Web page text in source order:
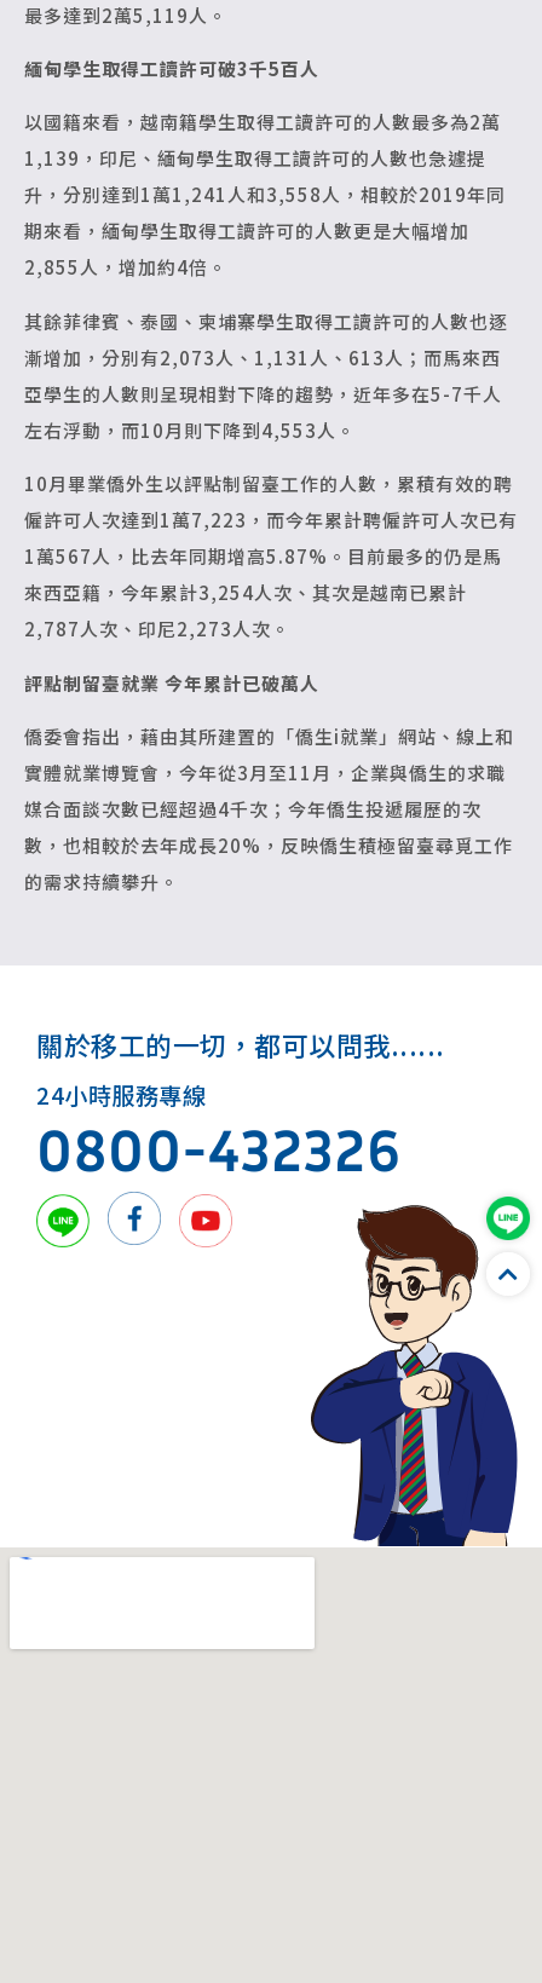
最多達到2萬5,119人。
緬甸學生取得工讀許可破3千5百人
以國籍來看，越南籍學生取得工讀許可的人數最多為2萬
1,139，印尼、緬甸學生取得工讀許可的人數也急遽提
升，分別達到1萬1,241人和3,558人，相較於2019年同
期來看，緬甸學生取得工讀許可的人數更是大幅增加
2,855人，增加約4倍。
其餘菲律賓、泰國、柬埔寨學生取得工讀許可的人數也逐
漸增加，分別有2,073人、1,131人、613人；而馬來西
亞學生的人數則呈現相對下降的趨勢，近年多在5-7千人
左右浮動，而10月則下降到4,553人。
10月畢業僑外生以評點制留臺工作的人數，累積有效的聘
僱許可人次達到1萬7,223，而今年累計聘僱許可人次已有
1萬567人，比去年同期增高5.87%。目前最多的仍是馬
來西亞籍，今年累計3,254人次、其次是越南已累計
2,787人次、印尼2,273人次。
評點制留臺就業 今年累計已破萬人
僑委會指出，藉由其所建置的「僑生i就業」網站、線上和
實體就業博覽會，今年從3月至11月，企業與僑生的求職
媒合面談次數已經超過4千次；今年僑生投遞履歷的次
數，也相較於去年成長20%，反映僑生積極留臺尋覓工作
的需求持續攀升。
關於移工的一切，都可以問我......
24小時服務專線
0800-432326